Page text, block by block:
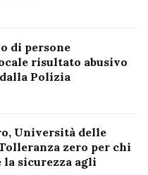
di persone
risultato abusivo
Polizia
Università delle
zero per chi
sicurezza agli